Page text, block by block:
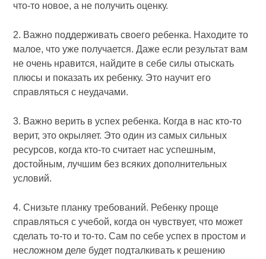
что-то новое, а не получить оценку.
2. Важно поддерживать своего ребенка. Находите то
малое, что уже получается. Даже если результат вам
не очень нравится, найдите в себе силы отыскать
плюсы и показать их ребенку. Это научит его
справляться с неудачами.
3. Важно верить в успех ребенка. Когда в нас кто-то
верит, это окрыляет. Это один из самых сильных
ресурсов, когда кто-то считает нас успешным,
достойным, лучшим без всяких дополнительных
условий.
4. Снизьте планку требований. Ребенку проще
справляться с учебой, когда он чувствует, что может
сделать то-то и то-то. Сам по себе успех в простом и
несложном деле будет подталкивать к решению